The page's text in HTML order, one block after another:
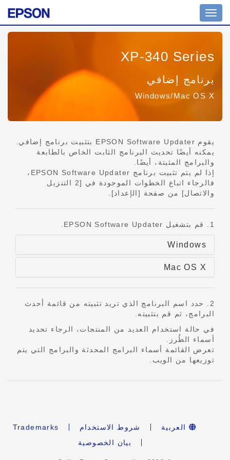
تبديل
التنقل
XP-340 Series
برنامج إضافي
Windows/Mac OS X
يقوم EPSON Software Updater بتثبيت برنامج إضافي.
يمكنه أيضًا تحديث البرنامج الثابت الخاص بالطابعة
والبرامج المثبتة، أيضًا.
إذا لم يتم تثبيت برنامج EPSON Software Updater،
فالرجاء اتباع الخطوات الموجودة في [2 التنزيل
والاتصال] من صفحة [الإعداد].
1. قم بتشغيل EPSON Software Updater.
Windows
Mac OS X
2. حدد اسم البرنامج الذي تريد تثبيته من قائمة أحدث
البرامج، ثم قم بتثبيته.
في حالة استخدام العديد من المنتجات، الرجاء تحديد
أسماء الطُرز.
تعرض القائمة أسماء البرامج المحدثة والبرامج التي يتم
توزيعها من الويب.
العربية شروط الاستخدام
Trademarks
بيان الخصوصية